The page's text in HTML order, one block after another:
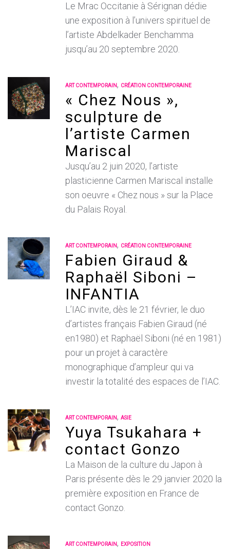
Le Mrac Occitanie à Sérignan dédie
une exposition à l’univers spirituel de
l’artiste Abdelkader Benchamma
jusqu’au 20 septembre 2020.
ART CONTEMPORAIN , CRÉATION CONTEMPORAINE
« Chez Nous »,
sculpture de
l’artiste Carmen
Mariscal
Jusqu’au 2 juin 2020, l’artiste
plasticienne Carmen Mariscal installe
son oeuvre « Chez nous » sur la Place
du Palais Royal.
ART CONTEMPORAIN , CRÉATION CONTEMPORAINE
Fabien Giraud &
Raphaël Siboni –
INFANTIA
L’IAC invite, dès le 21 février, le duo
d’artistes français Fabien Giraud (né
en1980) et Raphaël Siboni (né en 1981)
pour un projet à caractère
monographique d’ampleur qui va
investir la totalité des espaces de l’IAC.
ART CONTEMPORAIN , ASIE
Yuya Tsukahara +
contact Gonzo
La Maison de la culture du Japon à
Paris présente dès le 29 janvier 2020 la
première exposition en France de
contact Gonzo.
ART CONTEMPORAIN , EXPOSITION